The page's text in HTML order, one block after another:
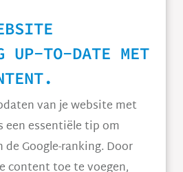
UP-TO-DATE MET
van je website met
essentiële tip om
Google-ranking. Door